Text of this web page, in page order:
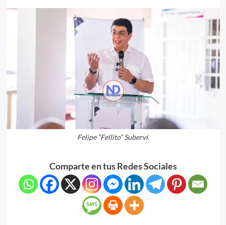
Felipe “Fellito” Suberví.
Comparte en tus Redes Sociales